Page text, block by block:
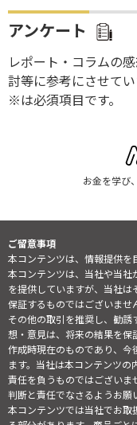
アンケート
レポート・コラムの
討等に参考にさせてい
※は必須項目です。
お金を学び
ご留意事項
本コンテンツは、情報提供を
本コンテンツは、当社や当社
を提供していますが、当社
保証するものではございませ
その他の取引を推奨し、勧
想・意見は、将来の結果を保
作成時現在のものであり、
ます。当社は本コンテンツ
責任を負うものではございま
判断と責任でなさるようお願
本コンテンツでは当社でお